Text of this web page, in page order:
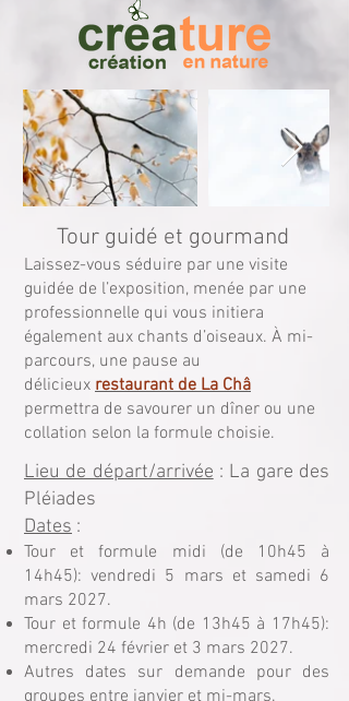
Tour guidé et gourmand
Laissez-vous séduire par une visite
guidée de l’exposition, menée par une
professionnelle qui vous initiera
également aux chants d’oiseaux. À mi-
parcours, une pause au
délicieux restaurant de La Châ
permettra de savourer un dîner ou une
collation selon la formule choisie.
Lieu de départ/arrivée : La gare des
Pléiades
Dates :
Tour et formule midi (de 10h45 à
14h45): vendredi 5 mars et samedi 6
mars 2027.
Tour et formule 4h (de 13h45 à 17h45):
mercredi 24 février et 3 mars 2027.
Autres dates sur demande pour des
groupes entre janvier et mi-mars.